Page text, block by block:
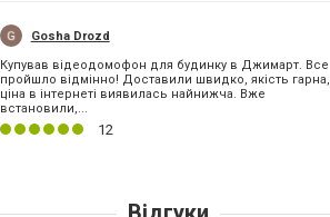
Gosha Drozd
Купував відеодомофон для будинку в Джимарт. Все
пройшло відмінно! Доставили швидко, якість гарна,
ціна в інтернеті виявилась найнижча. Вже
встановили,...
12